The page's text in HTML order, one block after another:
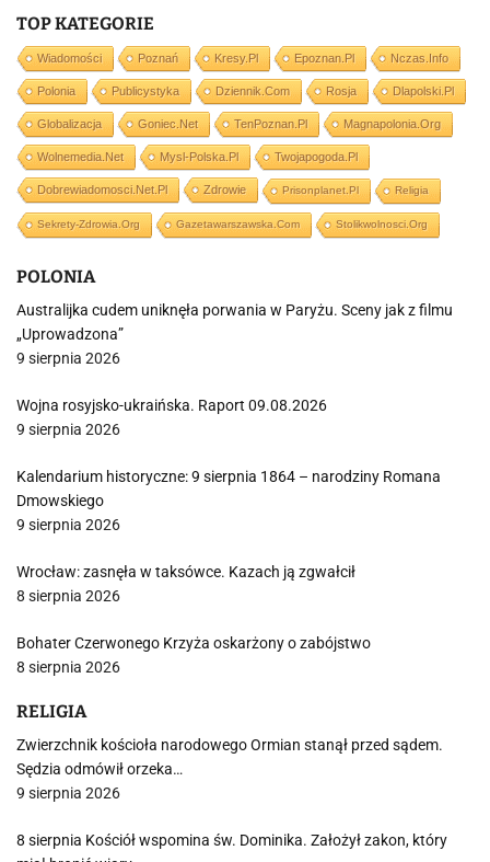
TOP KATEGORIE
Wiadomości Poznań Kresy.pl Epoznan.pl Nczas.info
Polonia Publicystyka Dziennik.com Rosja Dlapolski.pl
Globalizacja Goniec.net TenPoznan.pl Magnapolonia.org
Wolnemedia.net Mysl-Polska.pl Twojapogoda.pl
Dobrewiadomosci.net.pl Zdrowie Prisonplanet.pl Religia
Sekrety-Zdrowia.org Gazetawarszawska.com Stolikwolnosci.org
POLONIA
Australijka cudem uniknęła porwania w Paryżu. Sceny jak z filmu
„Uprowadzona”
9 sierpnia 2026
Wojna rosyjsko-ukraińska. Raport 09.08.2026
9 sierpnia 2026
Kalendarium historyczne: 9 sierpnia 1864 – narodziny Romana
Dmowskiego
9 sierpnia 2026
Wrocław: zasnęła w taksówce. Kazach ją zgwałcił
8 sierpnia 2026
Bohater Czerwonego Krzyża oskarżony o zabójstwo
8 sierpnia 2026
RELIGIA
Zwierzchnik kościoła narodowego Ormian stanął przed sądem.
Sędzia odmówił orzeka…
9 sierpnia 2026
8 sierpnia Kościół wspomina św. Dominika. Założył zakon, który